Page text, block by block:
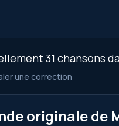
31 chansons
une correction
originale de